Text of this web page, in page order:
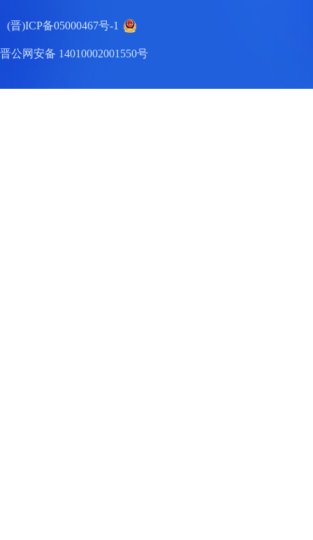
(晋)ICP备05000467号-1
晋公网安备 14010002001550号